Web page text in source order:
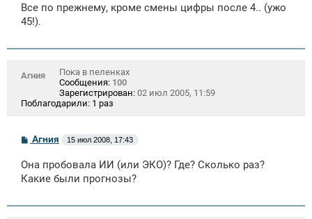
б
щ
и
Все по прежнему, кроме смены цифры после 4.. (ужо
45!).
Агния
Пока в пеленках
Сообщения: 100
Зарегистрирован: 02 июл 2005, 11:59
Поблагодарили: 1 раз
С
б
щ
и
Агния 15 июл 2008, 17:43
Она пробовала ИИ (или ЭКО)? Где? Сколько раз?
Какие были прогнозы?